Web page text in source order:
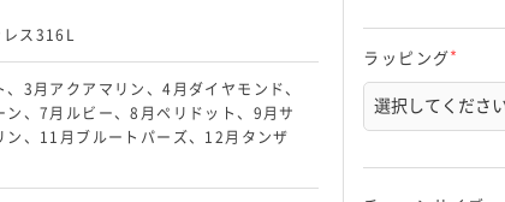
レス316L
3月アクアマリン、4月ダイヤモンド、
、7月ルビー、8月ペリドット、9月サ
ン、11月ブルートパーズ、12月タンザ
ラッピング
須
)